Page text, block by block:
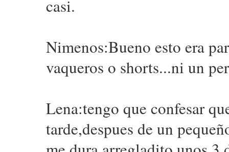
casi.
Nimenos:Bueno esto era
vaqueros o shorts...ni un
Lena:tengo que confesar
tarde,despues de un